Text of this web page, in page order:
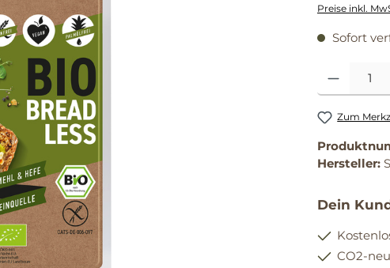
Preise inkl.
Sofort
Produkt
Zum
Hersteller:
Dein
CO2-